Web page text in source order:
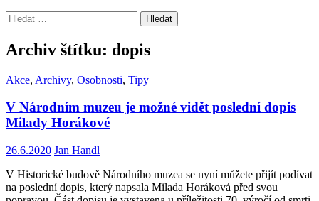
Vyhledávání
Archiv štítku: dopis
Akce, Archivy, Osobnosti, Tipy
V Národním muzeu je možné vidět poslední dopis
Milady Horákové
26.6.2020 Jan Handl
V Historické budově Národního muzea se nyní můžete přijít podívat
na poslední dopis, který napsala Milada Horáková před svou